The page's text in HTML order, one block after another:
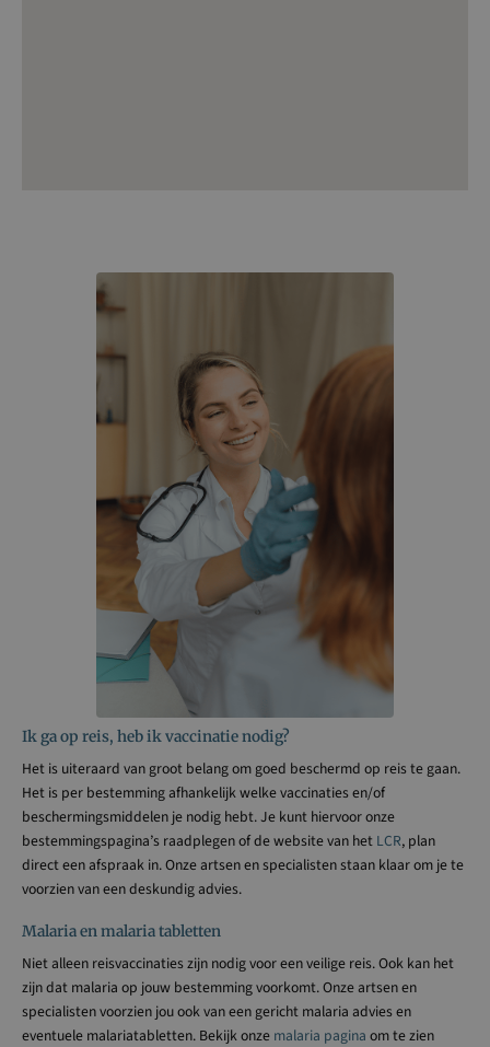
Ik ga op reis, heb ik vaccinatie nodig?
Het is uiteraard van groot belang om goed beschermd op reis te gaan.
Het is per bestemming afhankelijk welke vaccinaties en/of
beschermingsmiddelen je nodig hebt. Je kunt hiervoor onze
bestemmingspagina’s raadplegen of de website van het LCR, plan
direct een afspraak in. Onze artsen en specialisten staan klaar om je te
voorzien van een deskundig advies.
Malaria en malaria tabletten
Niet alleen reisvaccinaties zijn nodig voor een veilige reis. Ook kan het
zijn dat malaria op jouw bestemming voorkomt. Onze artsen en
specialisten voorzien jou ook van een gericht malaria advies en
eventuele malariatabletten. Bekijk onze malaria pagina om te zien